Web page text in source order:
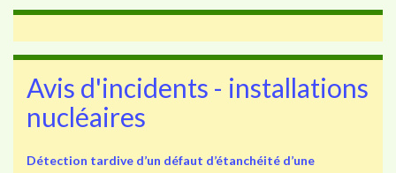
Avis d'incidents - installations
nucléaires
Détection tardive d’un défaut d’étanchéité d’une